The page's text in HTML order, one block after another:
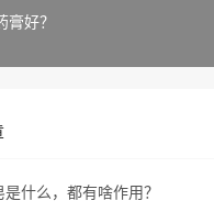
膏好？
什么，都有啥作用？